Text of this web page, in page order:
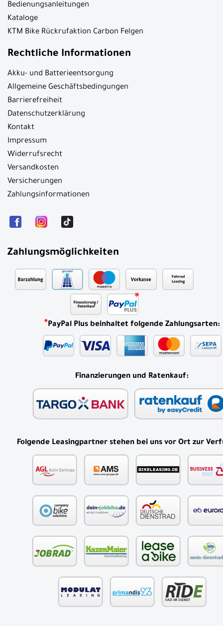
Bedienungsanleitungen
Kataloge
KTM Bike Rückrufaktion Carbon Felgen
Rechtliche Informationen
Akku- und Batterieentsorgung
Allgemeine Geschäftsbedingungen
Barrierefreiheit
Datenschutzerklärung
Kontakt
Impressum
Widerrufsrecht
Versandkosten
Versicherungen
Zahlungsinformationen
Zahlungsmöglichkeiten
*PayPal Plus beinhaltet folgende Zahlungsarten:
Finanzierungen und Ratenkauf:
Folgende Leasingpartner stehen bei uns vor Ort zur